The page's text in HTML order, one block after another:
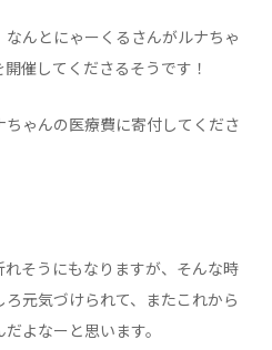
んとにゃーくるさんがルナちゃ
催してくださるそうです！
ゃんの医療費に寄付してくださ
そうにもなりますが、そんな時
元気づけられて、またこれから
よなーと思います。